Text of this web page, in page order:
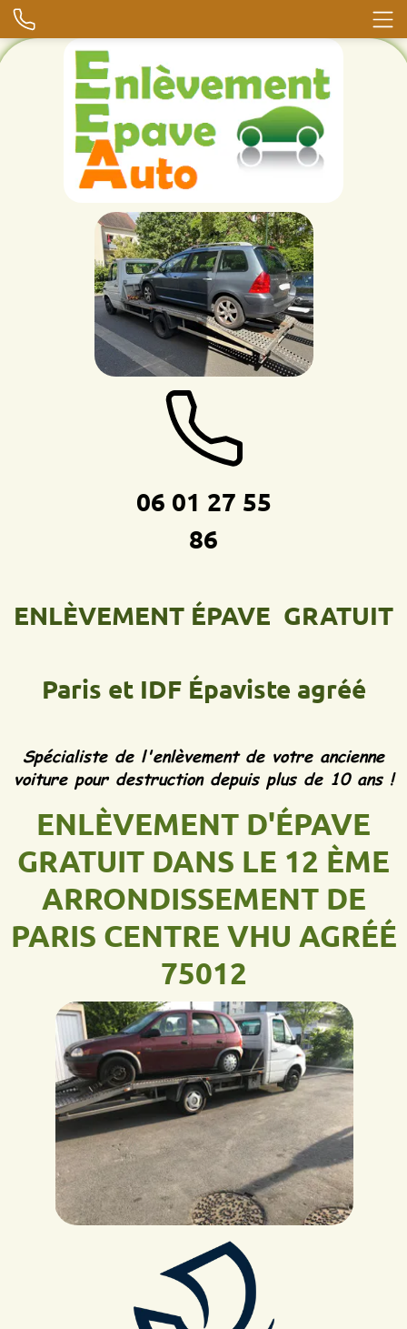
06 01 27 55
86
ENLÈVEMENT ÉPAVE GRATUIT
Paris et IDF Épaviste agréé
Spécialiste de l'enlèvement de votre ancienne
voiture pour destruction depuis plus de 10 ans !
ENLÈVEMENT D'ÉPAVE
GRATUIT DANS LE 12 ÈME
ARRONDISSEMENT DE
PARIS CENTRE VHU AGRÉÉ
75012